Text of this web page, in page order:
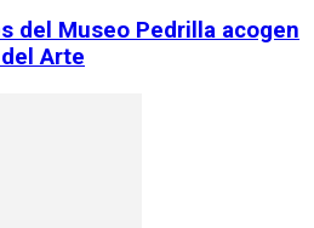
del Museo Pedrilla acogen
Arte